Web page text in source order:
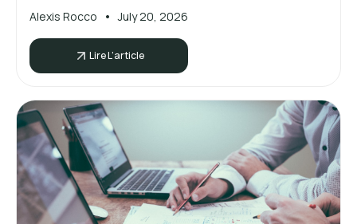
Alexis Rocco • July 20, 2026
Lire L’article